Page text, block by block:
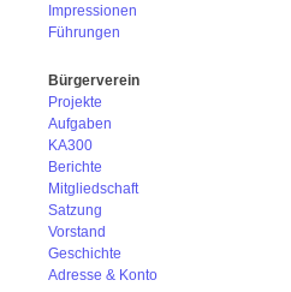
Impressionen
Führungen
Bürgerverein
Projekte
Aufgaben
KA300
Berichte
Mitgliedschaft
Satzung
Vorstand
Geschichte
Adresse & Konto